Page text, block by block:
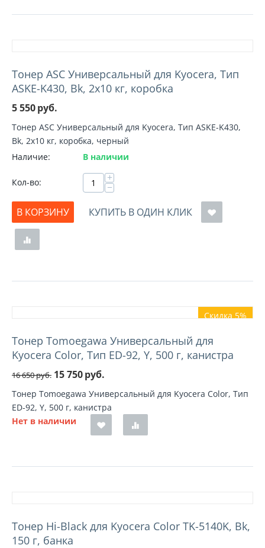
Тонер ASC Универсальный для Kyocera, Тип
ASKE-K430, Bk, 2x10 кг, коробка
5 550руб.
Тонер ASC Универсальный для Kyocera, Тип ASKE-K430,
Bk, 2x10 кг, коробка, черный
Наличие:
В наличии
Кол-во: +
−
В КОРЗИНУ
КУПИТЬ В ОДИН КЛИК
Скидка 5%
Тонер Tomoegawa Универсальный для
Kyocera Color, Тип ED-92, Y, 500 г, канистра
16 650руб. 15 750руб.
Тонер Tomoegawa Универсальный для Kyocera Color, Тип
ED-92, Y, 500 г, канистра
Нет в наличии
Тонер Hi-Black для Kyocera Color TK-5140K, Bk,
150 г, банка